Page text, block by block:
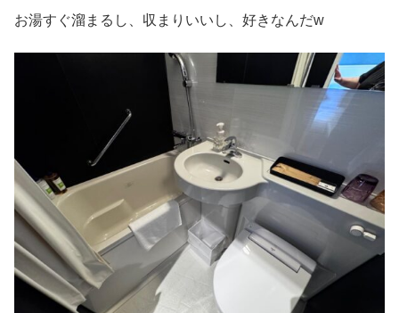
お湯すぐ溜まるし、収まりいいし、好きなんだw